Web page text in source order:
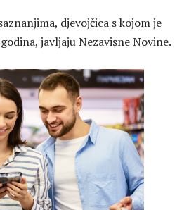
djevojčica s kojom je
javljaju Nezavisne Novine.